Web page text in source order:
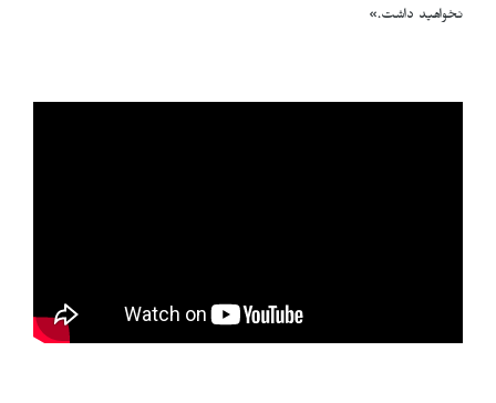
نخواهید داشت.»